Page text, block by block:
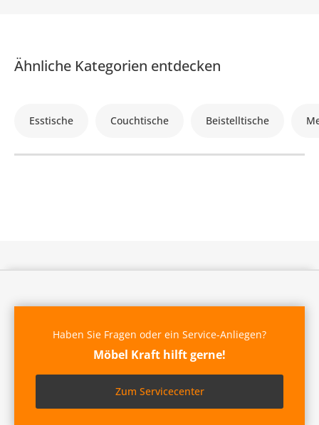
Ähnliche Kategorien entdecken
Esstische Couchtische Beistelltische
Haben Sie Fragen oder ein Service-Anliegen?
Möbel Kraft hilft gerne!
Zum Servicecenter